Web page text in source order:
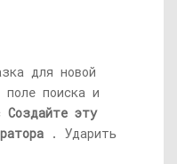
для новой
поле поиска и
Создайте эту
. Ударить